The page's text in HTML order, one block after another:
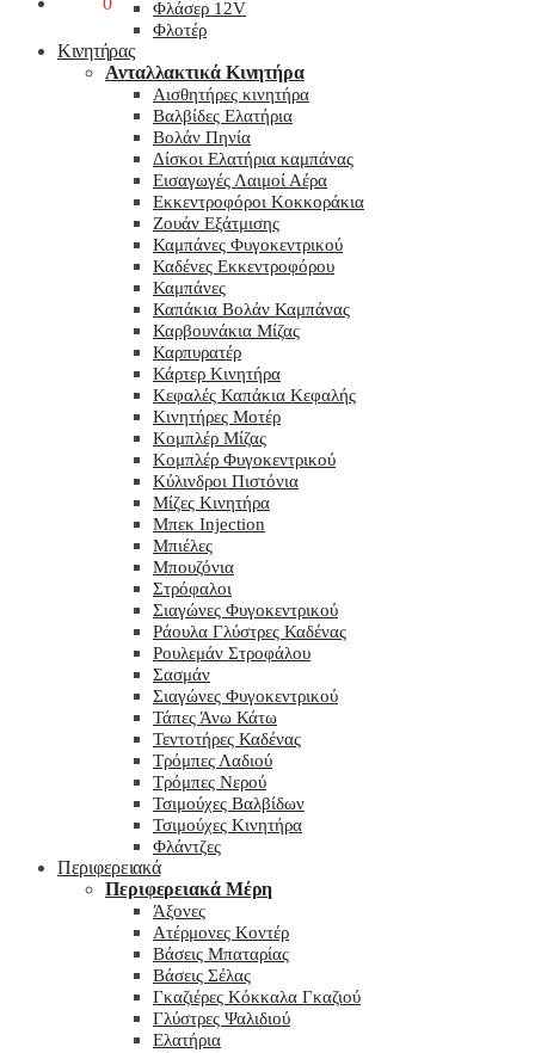
Φλάσερ 12V
Φλοτέρ
Κινητήρας
Ανταλλακτικά Κινητήρα
Αισθητήρες κινητήρα
Βαλβίδες Ελατήρια
Βολάν Πηνία
Δίσκοι Ελατήρια καμπάνας
Εισαγωγές Λαιμοί Αέρα
Εκκεντροφόροι Κοκκοράκια
Ζουάν Εξάτμισης
Καμπάνες Φυγοκεντρικού
Καδένες Εκκεντροφόρου
Καμπάνες
Καπάκια Βολάν Καμπάνας
Καρβουνάκια Μίζας
Καρπυρατέρ
Κάρτερ Κινητήρα
Κεφαλές Καπάκια Κεφαλής
Κινητήρες Μοτέρ
Κομπλέρ Μίζας
Κομπλέρ Φυγοκεντρικού
Κύλινδροι Πιστόνια
Μίζες Κινητήρα
Μπεκ Injection
Μπιέλες
Μπουζόνια
Στρόφαλοι
Σιαγώνες Φυγοκεντρικού
Ράουλα Γλύστρες Καδένας
Ρουλεμάν Στροφάλου
Σασμάν
Σιαγώνες Φυγοκεντρικού
Τάπες Άνω Κάτω
Τεντοτήρες Καδένας
Τρόμπες Λαδιού
Τρόμπες Νερού
Τσιμούχες Βαλβίδων
Τσιμούχες Κινητήρα
Φλάντζες
Περιφερειακά
Περιφερειακά Μέρη
Άξονες
Ατέρμονες Κοντέρ
Βάσεις Μπαταρίας
Βάσεις Σέλας
Γκαζιέρες Κόκκαλα Γκαζιού
Γλύστρες Ψαλιδιού
Ελατήρια